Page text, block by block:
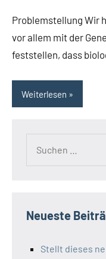
Problemstellung Wir
vor allem mit der
feststellen, dass
Weiterlesen
Neueste
Stellt dieses